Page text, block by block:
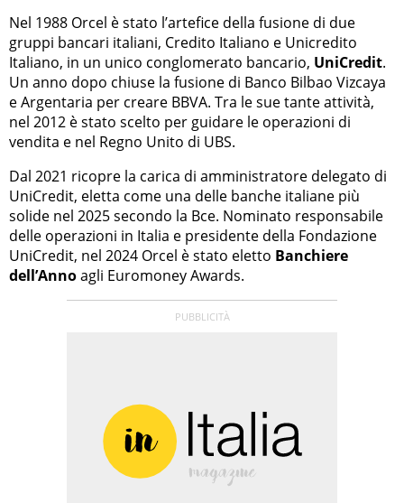
Nel 1988 Orcel è stato l’artefice della fusione di due
gruppi bancari italiani, Credito Italiano e Unicredito
Italiano, in un unico conglomerato bancario, UniCredit.
Un anno dopo chiuse la fusione di Banco Bilbao Vizcaya
e Argentaria per creare BBVA. Tra le sue tante attività,
nel 2012 è stato scelto per guidare le operazioni di
vendita e nel Regno Unito di UBS.
Dal 2021 ricopre la carica di amministratore delegato di
UniCredit, eletta come una delle banche italiane più
solide nel 2025 secondo la Bce. Nominato responsabile
delle operazioni in Italia e presidente della Fondazione
UniCredit, nel 2024 Orcel è stato eletto Banchiere
dell’Annoagli Euromoney Awards.